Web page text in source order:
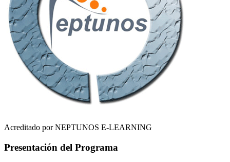
Acreditado por NEPTUNOS E-LEARNING
Presentación del Programa